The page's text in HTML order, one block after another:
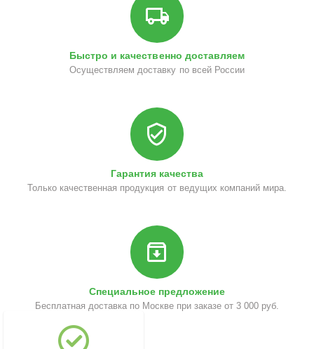
Быстро и качественно доставляем
Осуществляем доставку по всей России
Гарантия качества
Только качественная продукция от ведущих компаний мира.
Специальное предложение
Бесплатная доставка по Москве при заказе от 3 000 руб.